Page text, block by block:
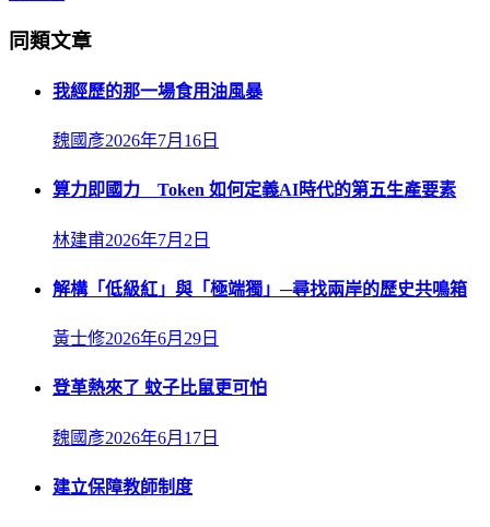
同類文章
我經歷的那一場食用油風暴
魏國彥2026年7月16日
算力即國力 Token 如何定義AI時代的第五生產要素
林建甫2026年7月2日
解構「低級紅」與「極端獨」─尋找兩岸的歷史共鳴箱
黃士修2026年6月29日
登革熱來了 蚊子比鼠更可怕
魏國彥2026年6月17日
建立保障教師制度